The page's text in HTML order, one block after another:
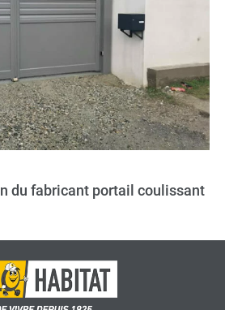
du fabricant portail coulissant